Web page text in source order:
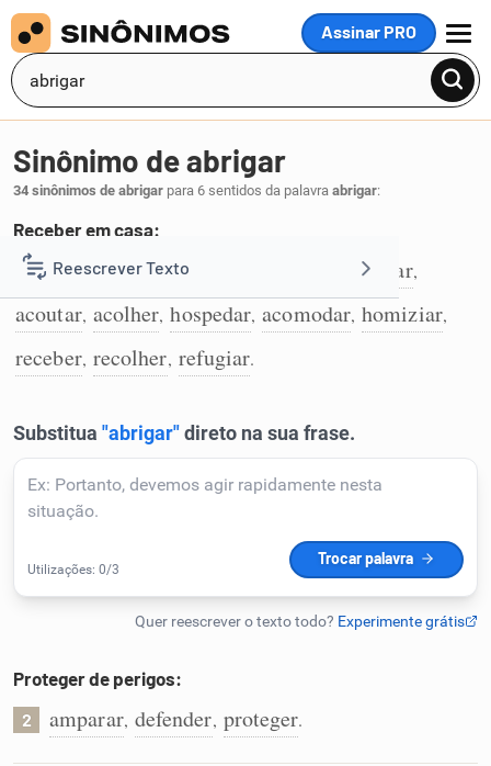
Assinar PRO
MENU
Reescrever Texto
Resumir Texto
Detector de IA
Humanizador de IA
Sinônimo de abrigar
34 sinônimos de abrigar para 6 sentidos da palavra abrigar:
Receber em casa:
1 acoitar,aguaritar albergar,
acoutar, acolher, hospedar, acomodar, homiziar,
receber, recolher, refugiar.
Proteger de perigos:
2 amparar, defender, proteger.